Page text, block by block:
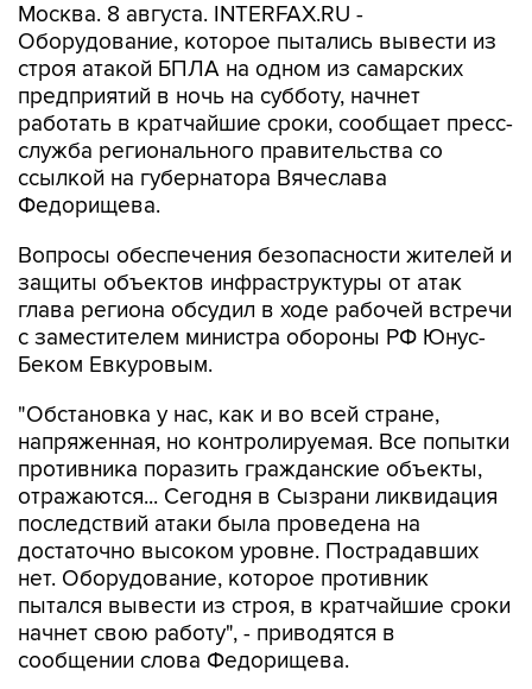
Москва. 8 августа. INTERFAX.RU -
Оборудование, которое пытались вывести из
строя атакой БПЛА на одном из самарских
предприятий в ночь на субботу, начнет
работать в кратчайшие сроки, сообщает пресс-
служба регионального правительства со
ссылкой на губернатора Вячеслава
Федорищева.
Вопросы обеспечения безопасности жителей и
защиты объектов инфраструктуры от атак
глава региона обсудил в ходе рабочей встречи
с заместителем министра обороны РФ Юнус-
Беком Евкуровым.
"Обстановка у нас, как и во всей стране,
напряженная, но контролируемая. Все попытки
противника поразить гражданские объекты,
отражаются... Сегодня в Сызрани ликвидация
последствий атаки была проведена на
достаточно высоком уровне. Пострадавших
нет. Оборудование, которое противник
пытался вывести из строя, в кратчайшие сроки
начнет свою работу", - приводятся в
сообщении слова Федорищева.